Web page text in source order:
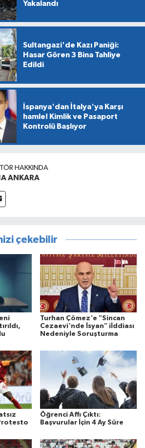
Yakalandı
Sultangazi'de Kazı Paniği:
Hasar Gören 3 Bina Tahliye
Edildi
İspanya'dan İtalya'ya Karşı
hamle! Kimlik ve Pasaport
Kontrolü Başlıyor
HAKKINDA
ANKARA
çekebilir
Turhan Çömez'e "Sincan
Cezaevi'nde İsyan" iİddiası
Nedeniyle Soruşturma
Öğrenci Affı Çıktı:
Başvurular İçin 4 Ay Süre